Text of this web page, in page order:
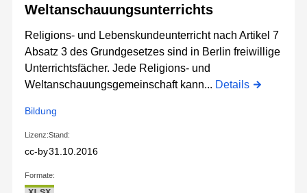
Weltanschauungsunterrichts
Religions- und Lebenskundeunterricht nach Artikel 7
Absatz 3 des Grundgesetzes sind in Berlin freiwillige
Unterrichtsfächer. Jede Religions- und
Weltanschauungsgemeinschaft kann... Details
Bildung
Lizenz:
cc-by
Stand:
31.10.2016
Formate: